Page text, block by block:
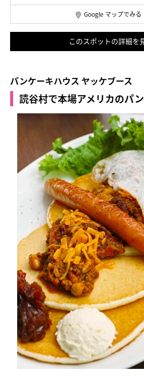
Google マップでみる
このスポットの詳細を
パンケーキハウス ヤッケブース
読谷村で本場アメリカのパ